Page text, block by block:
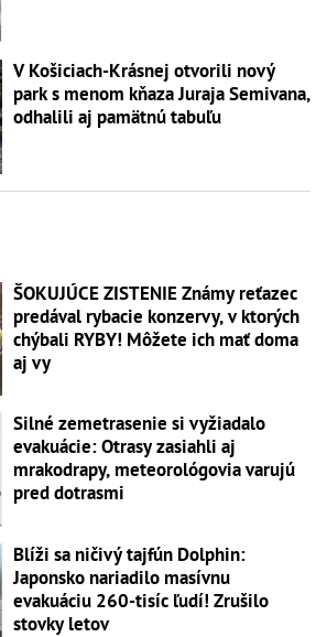
V Košiciach-Krásnej otvorili nový
park s menom kňaza Juraja Semivana,
odhalili aj pamätnú tabuľu
ŠOKUJÚCE ZISTENIE Známy reťazec
predával rybacie konzervy, v ktorých
chýbali RYBY! Môžete ich mať doma
aj vy
Silné zemetrasenie si vyžiadalo
evakuácie: Otrasy zasiahli aj
mrakodrapy, meteorológovia varujú
pred dotrasmi
Blíži sa ničivý tajfún Dolphin:
Japonsko nariadilo masívnu
evakuáciu 260-tisíc ľudí! Zrušilo
stovky letov